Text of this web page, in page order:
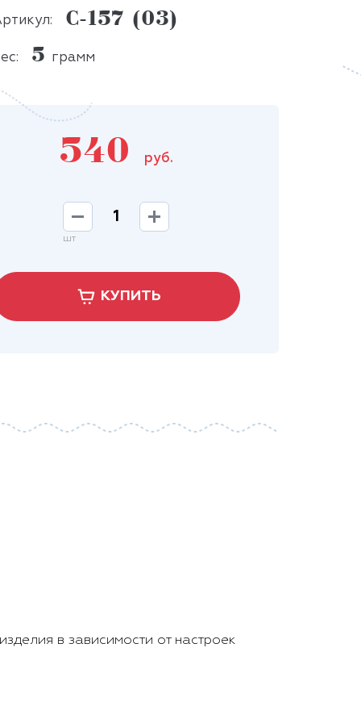
С-157 (03)
5 грамм
540 руб.
шт
КУПИТЬ
в зависимости от настроек